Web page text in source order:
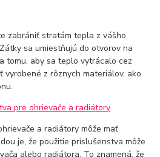
zabrániť stratám tepla z vášho
sa umiestňujú do otvorov na
tomu, aby sa teplo vytrácalo cez
vyrobené z rôznych materiálov, ako
pre ohrievače a radiátory
a radiátory môže mať
je, že použitie príslušenstva môže
alebo radiátora. To znamená, že